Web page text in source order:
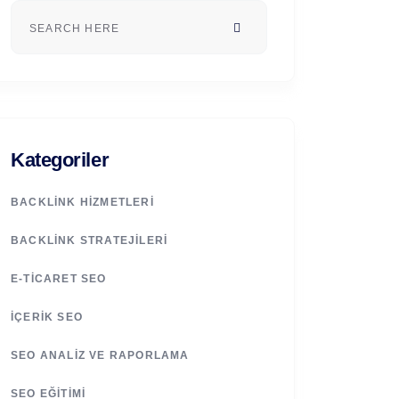
Kategoriler
BACKLINK HIZMETLERI
BACKLINK STRATEJILERI
E-TICARET SEO
İÇERIK SEO
SEO ANALIZ VE RAPORLAMA
SEO EĞITIMI